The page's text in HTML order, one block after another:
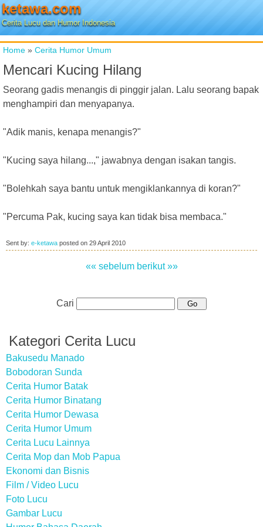
ketawa.com
Cerita Lucu dan Humor Indonesia
Home » Cerita Humor Umum
Mencari Kucing Hilang
Seorang gadis menangis di pinggir jalan. Lalu seorang bapak
menghampiri dan menyapanya.
"Adik manis, kenapa menangis?"
"Kucing saya hilang...," jawabnya dengan isakan tangis.
"Bolehkah saya bantu untuk mengiklankannya di koran?"
"Percuma Pak, kucing saya kan tidak bisa membaca."
Sent by: e-ketawa posted on 29 April 2010
«« sebelum berikut »»
Cari
Kategori Cerita Lucu
Bakusedu Manado
Bobodoran Sunda
Cerita Humor Batak
Cerita Humor Binatang
Cerita Humor Dewasa
Cerita Humor Umum
Cerita Lucu Lainnya
Cerita Mop dan Mob Papua
Ekonomi dan Bisnis
Film / Video Lucu
Foto Lucu
Gambar Lucu